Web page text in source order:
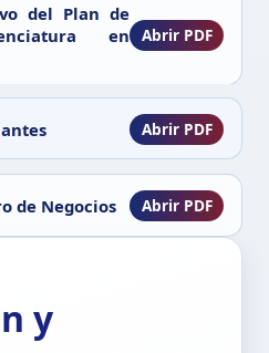
del Plan de
en
de Negocios
y